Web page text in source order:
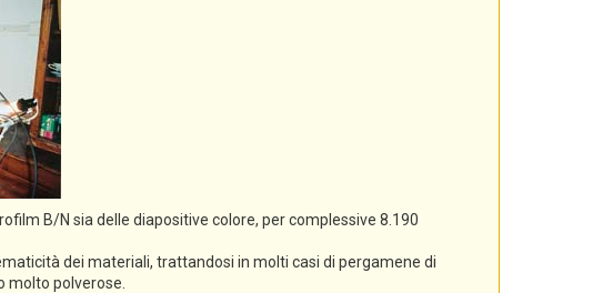
B/N sia delle diapositive colore, per complessive 8.190
dei materiali, trattandosi in molti casi di pergamene di
molto polverose.